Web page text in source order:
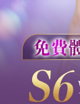
手部。這種持
有效修飾腰部
更加薄身。
瘦腰運
雕深層曲